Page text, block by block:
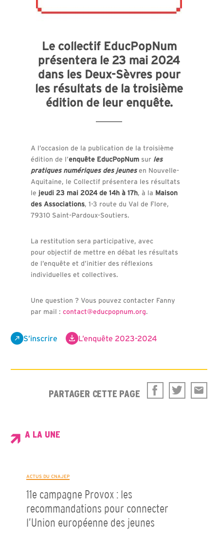
Le collectif EducPopNum
présentera le 23 mai 2024
dans les Deux-Sèvres pour
les résultats de la troisième
édition de leur enquête.
A l’occasion de la publication de la troisième
édition de l’enquête EducPopNumsur les
pratiques numériques des jeunesen Nouvelle-
Aquitaine, le Collectif présentera les résultats
le jeudi 23 mai 2024 de 14h à 17h, à la Maison
des Associations, 1-3 route du Val de Flore,
79310 Saint-Pardoux-Soutiers.
La restitution sera participative, avec
pour objectif de mettre en débat les résultats
de l’enquête et d’initier des réflexions
individuelles et collectives.
Une question ? Vous pouvez contacter Fanny
par mail : contact@educpopnum.org.
S’inscrire L’enquête 2023-2024
PARTAGER CETTE PAGE
A LA UNE
ACTUS DU CNAJEP
11e campagne Provox : les
recommandations pour connecter
l’Union européenne des jeunes